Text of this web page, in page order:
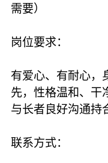
需要）
岗位要求：
有爱心、有耐心，
先，性格温和、干
与长者良好沟通持
联系方式：